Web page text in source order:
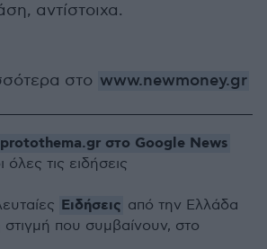
αντίστοιχα.
στο www.newmoney.gr
protothema.gr στο Google News
τις ειδήσεις
Ειδήσεις από την Ελλάδα
που συμβαίνουν, στο